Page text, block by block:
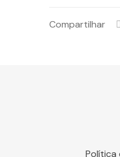
Compartilhar
Política